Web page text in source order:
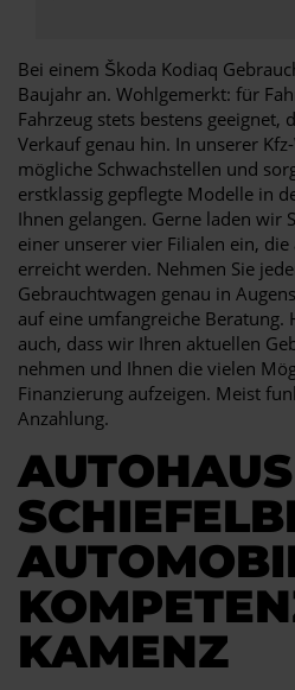
Bei einem Škoda Kodiaq
Baujahr an. Wohlgemerkt: für
Fahrzeug stets bestens geeignet,
Verkauf genau hin. In unserer
mögliche Schwachstellen und
erstklassig gepflegte Modelle in
Ihnen gelangen. Gerne laden wir
einer unserer vier Filialen ein, die
erreicht werden. Nehmen Sie
Gebrauchtwagen genau in
auf eine umfangreiche Beratung.
auch, dass wir Ihren aktuellen
nehmen und Ihnen die vielen
Finanzierung aufzeigen. Meist
Anzahlung.
AUTOHAUS
KAMENZ